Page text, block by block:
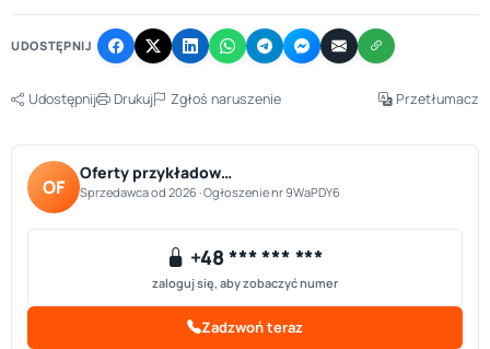
−
UDOSTĘPNIJ
Udostępnij Drukuj Zgłoś naruszenie Przetłumacz
OF
Oferty przykładow…
Sprzedawca od 2026 · Ogłoszenie nr 9WaPDY6
+48 *** *** ***
zaloguj się, aby zobaczyć numer
Zadzwoń teraz